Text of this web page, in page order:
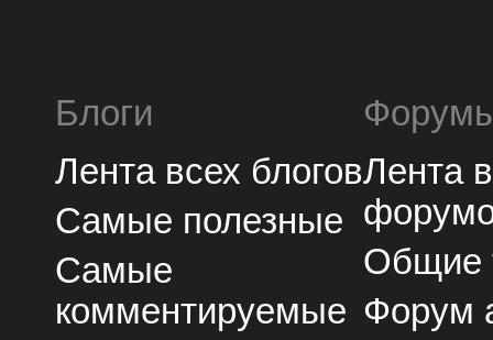
Блоги
Лента всех блогов
Самые полезные
Самые
комментируемые
Лента
Общие
Форум